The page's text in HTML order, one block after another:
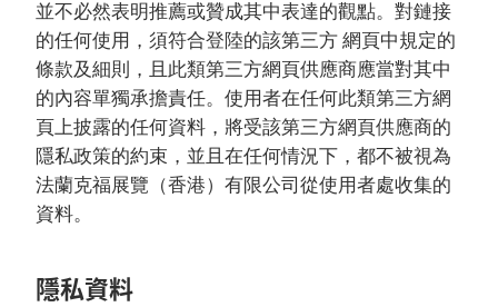
並不必然表明推薦或贊成其中表達的觀點。對鏈接
的任何使用，須符合登陸的該第三方 網頁中規定的
條款及細則，且此類第三方網頁供應商應當對其中
的內容單獨承擔責任。使用者在任何此類第三方網
頁上披露的任何資料，將受該第三方網頁供應商的
隱私政策的約束，並且在任何情況下，都不被視為
法蘭克福展覽（香港）有限公司從使用者處收集的
資料。
隱私資料